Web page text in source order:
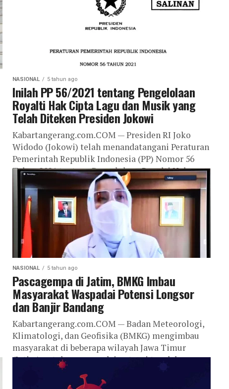
NASIONAL 5 tahun ago
Inilah PP 56/2021 tentang Pengelolaan
Royalti Hak Cipta Lagu dan Musik yang
Telah Diteken Presiden Jokowi
Kabartangerang.com.COM — Presiden RI Joko
Widodo (Jokowi) telah menandatangani Peraturan
Pemerintah Republik Indonesia (PP) Nomor 56
Tahun 2021 tentang Pengelolaan Royalti Hak
Cipta Lagu dan/atau Musik...
NASIONAL 5 tahun ago
Pascagempa di Jatim, BMKG Imbau
Masyarakat Waspadai Potensi Longsor
dan Banjir Bandang
Kabartangerang.com.COM — Badan Meteorologi,
Klimatologi, dan Geofisika (BMKG) mengimbau
masyarakat di beberapa wilayah Jawa Timur
(Jatim) untuk mewaspadai potensi tanah longsor
dan banjir bandang jika terjadi...